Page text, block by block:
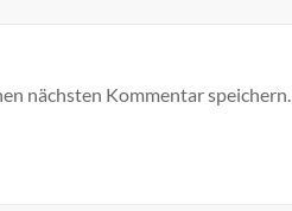
nächsten Kommentar speichern.